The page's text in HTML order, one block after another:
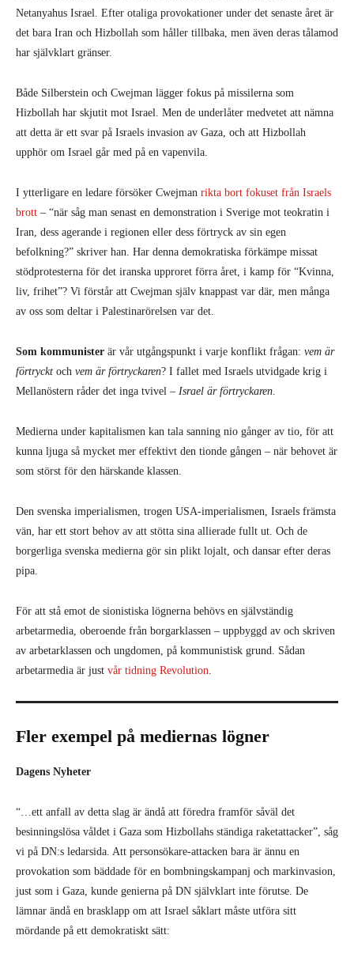
Netanyahus Israel. Efter otaliga provokationer under det senaste året är
det bara Iran och Hizbollah som håller tillbaka, men även deras tålamod
har självklart gränser.
Både Silberstein och Cwejman lägger fokus på missilerna som
Hizbollah har skjutit mot Israel. Men de underlåter medvetet att nämna
att detta är ett svar på Israels invasion av Gaza, och att Hizbollah
upphör om Israel går med på en vapenvila.
I ytterligare en ledare försöker Cwejman rikta bort fokuset från Israels
brott – “när såg man senast en demonstration i Sverige mot teokratin i
Iran, dess agerande i regionen eller dess förtryck av sin egen
befolkning?” skriver han. Har denna demokratiska förkämpe missat
stödprotesterna för det iranska upproret förra året, i kamp för “Kvinna,
liv, frihet”? Vi förstår att Cwejman själv knappast var där, men många
av oss som deltar i Palestinarörelsen var det.
Som kommunister är vår utgångspunkt i varje konflikt frågan: vem är
förtryckt och vem är förtryckaren? I fallet med Israels utvidgade krig i
Mellanöstern råder det inga tvivel – Israel är förtryckaren
Medierna under kapitalismen kan tala sanning nio gånger av tio, för att
kunna ljuga så mycket mer effektivt den tionde gången – när behovet är
som störst för den härskande klassen.
Den svenska imperialismen, trogen USA-imperialismen, Israels främsta
vän, har ett stort behov av att stötta sina allierade fullt ut. Och de
borgerliga svenska medierna gör sin plikt lojalt, och dansar efter deras
pipa.
För att stå emot de sionistiska lögnerna behövs en självständig
arbetarmedia, oberoende från borgarklassen – uppbyggd av och skriven
av arbetarklassen och ungdomen, på kommunistisk grund. Sådan
arbetarmedia är just vår tidning Revolution
Fler exempel på mediernas lögner
Dagens Nyheter
“…ett anfall av detta slag är ändå att föredra framför såväl det
besinningslösa våldet i Gaza som Hizbollahs ständiga raketattacker”, såg
vi på DN:s ledarsida. Att personsökare-attacken bara är ännu en
provokation som bäddade för en bombningskampanj och markinvasion,
just som i Gaza, kunde genierna på DN självklart inte förutse. De
lämnar ändå en brasklapp om att Israel såklart måste utföra sitt
mördande på ett demokratiskt sätt: